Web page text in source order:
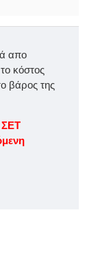
απο
κόστος
βάρος της
ΣΕΤ